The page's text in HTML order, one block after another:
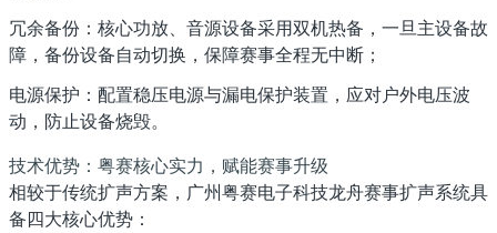
冗余备份 ：核心功放、音源设备采用双机热备，一旦主设备故
障，备份设备自动切换，保障赛事全程无中断；
电源保护 ：配置稳压电源与漏电保护装置，应对户外电压波
动，防止设备烧毁。
技术优势：粤赛核心实力，赋能赛事升级
相较于传统扩声方案，广州粤赛电子科技龙舟赛事扩声系统具
备四大核心优势：